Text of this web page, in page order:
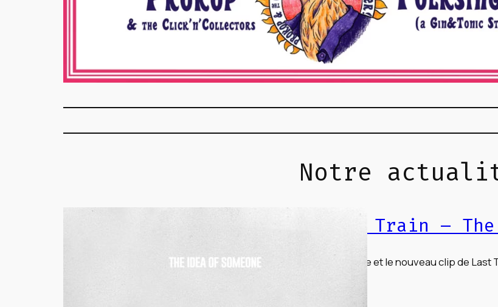
Notre
Last Train –
Découvrez le nouveau single et le nouveau clip de Last